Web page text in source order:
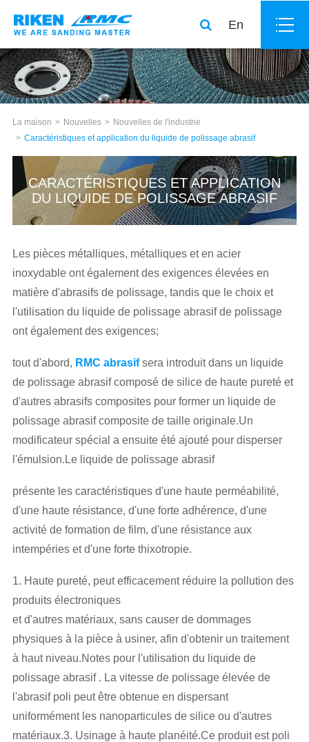
En
La maison Nouvelles
Nouvelles de l'industrie
Caractéristiques et application du liquide de polissage abrasif
CARACTÉRISTIQUES ET APPLICATION
DU LIQUIDE DE POLISSAGE ABRASIF
Les pièces métalliques, métalliques et en acier
inoxydable ont également des exigences élevées en
matière d'abrasifs de polissage, tandis que le choix et
l'utilisation du liquide de polissage abrasif de polissage
ont également des exigences;
tout d'abord, RMC abrasifsera introduit dans un liquide
de polissage abrasif composé de silice de haute pureté et
d'autres abrasifs composites pour former un liquide de
polissage abrasif composite de taille originale.Un
modificateur spécial a ensuite été ajouté pour disperser
l'émulsion.Le liquide de polissage abrasif
présente les caractéristiques d'une haute perméabilité,
d'une haute résistance, d'une forte adhérence, d'une
activité de formation de film, d'une résistance aux
intempéries et d'une forte thixotropie.
1. Haute pureté, peut efficacement réduire la pollution des
produits électroniques
et d'autres matériaux, sans causer de dommages
physiques à la pièce à usiner, afin d'obtenir un traitement
à haut niveau.Notes pour l'utilisation du liquide de
polissage abrasif . La vitesse de polissage élevée de
l'abrasif poli peut être obtenue en dispersant
uniformément les nanoparticules de silice ou d'autres
matériaux.3. Usinage à haute planéité.Ce produit est poli